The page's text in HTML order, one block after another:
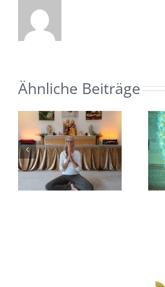
Ähnliche Beiträge
NEUBEGINN
2026